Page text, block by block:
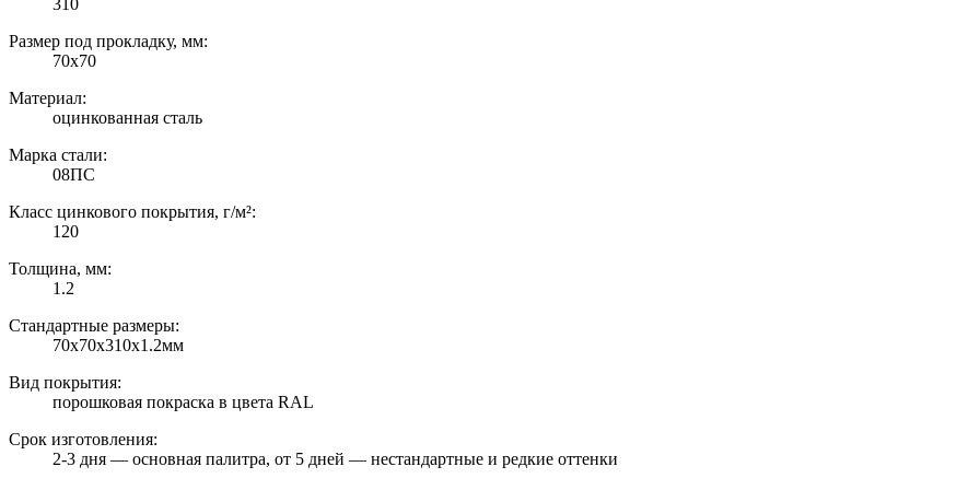
310
Размер под прокладку, мм:
70х70
Материал:
оцинкованная сталь
Марка стали:
08ПС
Класс цинкового покрытия, г/м²:
120
Толщина, мм:
1.2
Стандартные размеры:
70х70х310х1.2мм
Вид покрытия:
порошковая покраска в цвета RAL
Срок изготовления:
2-3 дня — основная палитра, от 5 дней — нестандартные и редкие оттенки